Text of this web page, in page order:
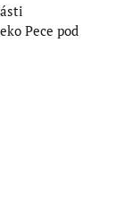
Pece pod